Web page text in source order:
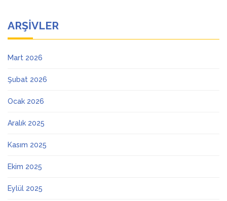
ARŞIVLER
Mart 2026
Şubat 2026
Ocak 2026
Aralık 2025
Kasım 2025
Ekim 2025
Eylül 2025